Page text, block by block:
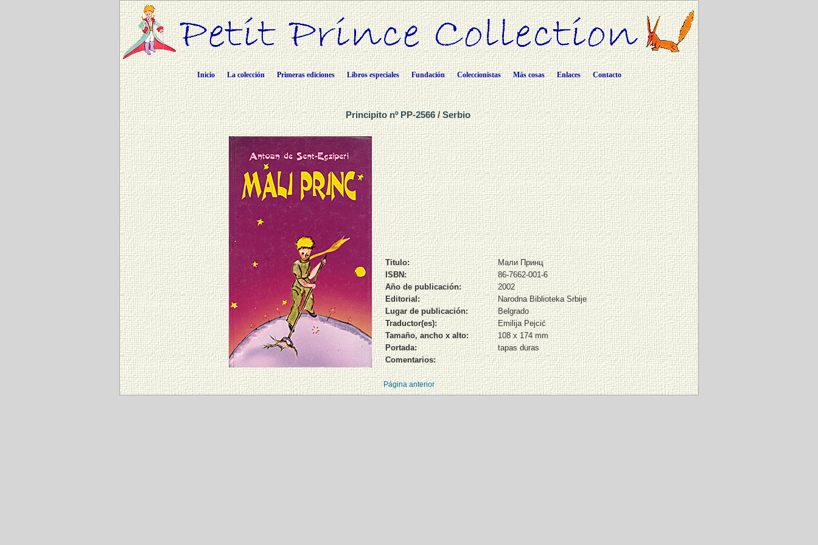
Inicio La colección Primeras ediciones Libros especiales Fundación Coleccionistas Más cosas Enlaces Contacto
Principito nº PP-2566 / Serbio
Titulo:
Мали Принц
ISBN:
86-7662-001-6
Año de publicación:
2002
Editorial:
Narodna Biblioteka Srbije
Lugar de publicación:
Belgrado
Traductor(es):
Emilija Pejcić
Tamaño, ancho x alto:
108 x 174 mm
Portada:
tapas duras
Comentarios:
Página anterior